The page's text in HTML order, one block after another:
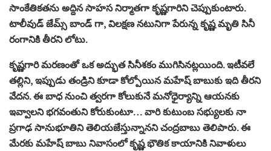
సాంకేతికతను అద్దిన సాహస నిర్మాతగా కృష్ణగారిని చెప్పుకుంటారు.
టాలీవుడ్ జేమ్స్ బాండ్ గా, విలక్షణ నటునిగా పేరున్న కృష్ణ మృతి సినీ
రంగానికి తీరని లోటు.
కృష్ణగారి మరణంతో ఒక అద్భుత సినీశకం ముగిసినట్లయింది. ఇటీవలే
తల్లిని, ఇప్పుడు తండ్రిని కూడా కోల్పోయిన మహేష్ బాబుకు ఇది తీరని
వేదన. ఈ బాధ నుంచి త్వరగా కోలుకునే మనోధైర్యాన్ని ఆయనకు
ఇవ్వాలని భగవంతుని కోరుకుంటూ… వారి కుటుంబ సభ్యులకు నా
ప్రగాఢ సానుభూతిని తెలియజేస్తున్నానని చంద్రబాబు తెలిపారు. ఈ
మేరకు మహేష్ బాబు నివాసంలో కృష్ణ భౌతిక కాయానికి నివాళులు